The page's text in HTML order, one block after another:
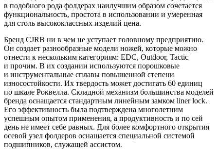
в подобного рода фолдерах наилучшим образом сочетается
функциональность, простота в использовании и умеренная
для столь высококлассных изделий цена.
Бренд CJRB ни в чем не уступает головному предприятию.
Он создает разнообразные модели ножей, которые можно
отнести к нескольким категориям: EDC, Outdoor, Tactic
и прочим. В их создании используются порошковые
и инструментальные сплавы повышенной степени
износостойкости. Их твердость может достигать 60 единиц
по шкале Роквелла. Складной механизм большинства моделей
бренда оснащается стандартным линейным замком liner lock.
Его эффективность была подтверждена многолетним
успешным опытом применения, а продуктивность и по сей
день не имеет себе равных. Для более комфортного открытия
осевой узел фолдеров оснащается специальной системой
подшипников, служащей ассистом.